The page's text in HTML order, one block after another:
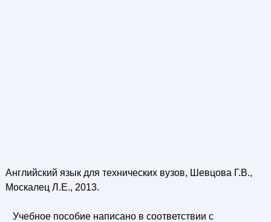
Английский язык для технических вузов, Шевцова Г.В.,
Москалец Л.Е., 2013.
Учебное пособие написано в соответствии с